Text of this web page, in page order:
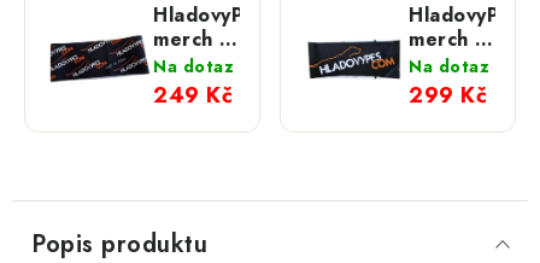
HladovyPes
merch -
čelenka
malá
loga
Na dotaz
249 Kč
HladovyPes
merch -
čelenka
velké
logo
Na dotaz
299 Kč
Popis produktu